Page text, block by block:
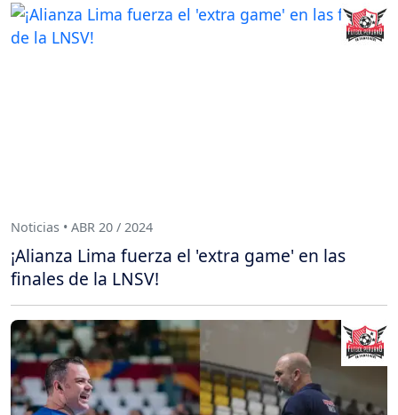
Noticias • ABR 20 / 2024
¡Alianza Lima fuerza el 'extra game' en las
finales de la LNSV!